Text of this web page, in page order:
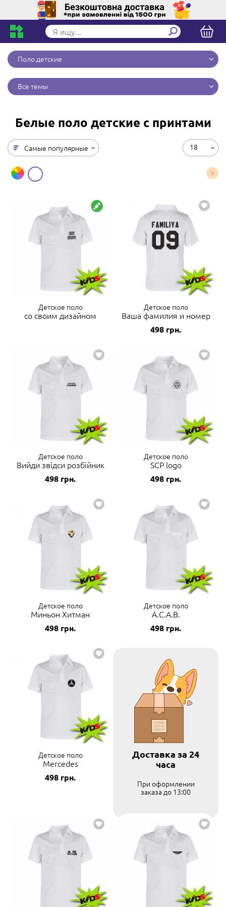
Поло детские
Все темы
Белые поло детские с принтами
Самые популярные 18
Детское поло
со своим дизайном
Детское поло
Ваша фамилия и номер
498 грн.
Детское поло
Вийди звідси розбійник
498 грн.
Детское поло
SCP logo
498 грн.
Детское поло
Миньон Хитман
498 грн.
Детское поло
A.C.A.B.
498 грн.
Детское поло
Mercedes
498 грн.
Доставка за 24
часа
При оформлении
заказа до 13:00